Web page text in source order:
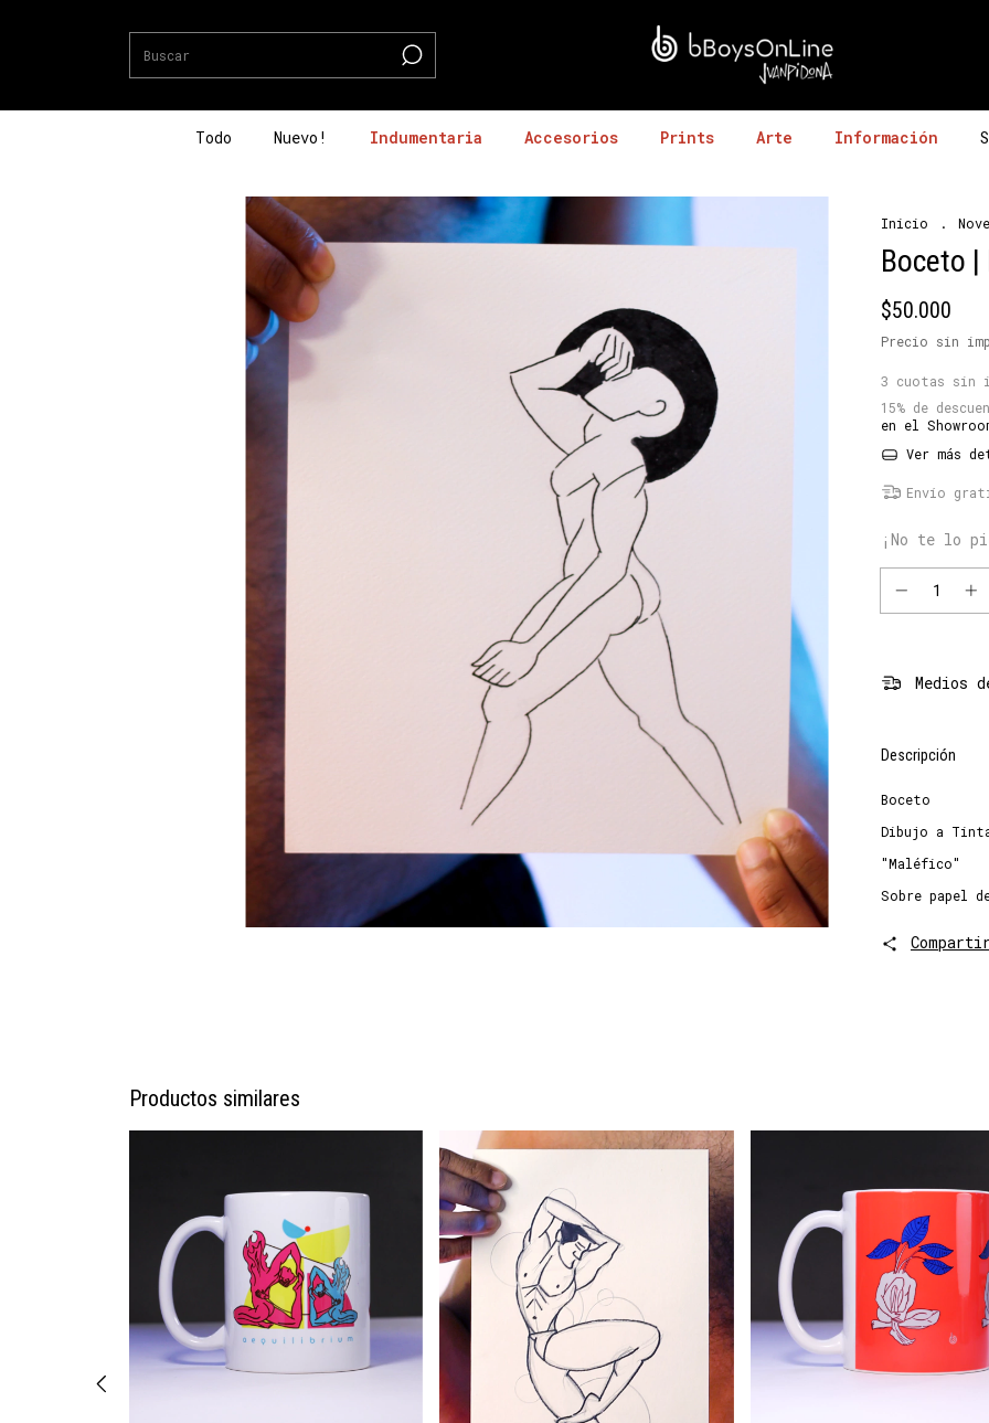
Todo Nuevo! Indumentaria Accesorios Prints Arte Información
Inicio .
Boceto
$50.000
Precio sin
3 cuotas sin
15% de
en el
Ver más
Envío
¡No te lo
Medios
Descripción
Boceto
Dibujo a
"Maléfico"
Sobre papel
Compartir
Productos similares